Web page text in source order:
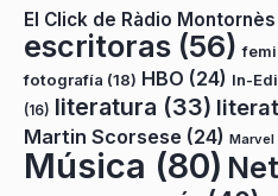
El Click de Ràdio Montornès
escritoras (56)
fotografía (18) HBO (24) In-
(16) literatura (33)
Martin Scorsese (24) Marvel
Música (80)